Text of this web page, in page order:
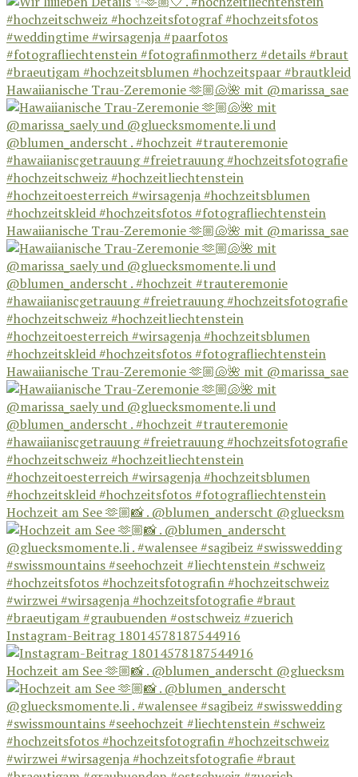
Hawaiianische Trau-Zeremonie 🫶🏼🐚🌺 mit @marissa_sae
Hawaiianische Trau-Zeremonie 🫶🏼🐚🌺 mit @marissa_sae
Hawaiianische Trau-Zeremonie 🫶🏼🐚🌺 mit @marissa_sae
Hochzeit am See 🫶🏼📸 . @blumen_anderscht @gluecksm
Instagram-Beitrag 18014578187544916
Hochzeit am See 🫶🏼📸 . @blumen_anderscht @gluecksm